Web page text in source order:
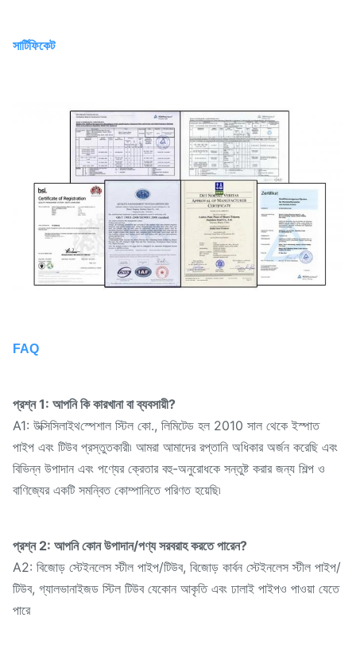
সার্টিফিকেট
FAQ
প্রশ্ন 1: আপনি কি কারখানা বা ব্যবসায়ী?
A1: উক্সিসিলাইথস্পেশাল স্টিল কো., লিমিটেড হল 2010 সাল থেকে ইস্পাত
পাইপ এবং টিউব প্রস্তুতকারী৷ আমরা আমাদের রপ্তানি অধিকার অর্জন করেছি এবং
বিভিন্ন উপাদান এবং পণ্যের ক্রেতার বহু-অনুরোধকে সন্তুষ্ট করার জন্য শিল্প ও
বাণিজ্যের একটি সমন্বিত কোম্পানিতে পরিণত হয়েছি৷
প্রশ্ন 2: আপনি কোন উপাদান/পণ্য সরবরাহ করতে পারেন?
A2: বিজোড় স্টেইনলেস স্টীল পাইপ/টিউব, বিজোড় কার্বন স্টেইনলেস স্টীল পাইপ/
টিউব, গ্যালভানাইজড স্টিল টিউব যেকোন আকৃতি এবং ঢালাই পাইপও পাওয়া যেতে
পারে